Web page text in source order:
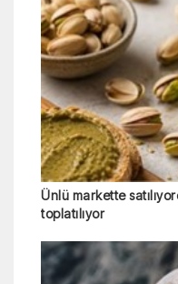
Ünlü markette
toplatılıyor